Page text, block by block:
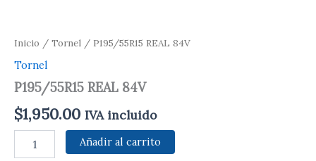
Inicio / Tornel / P195/55R15 REAL 84V
Tornel
P195/55R15 REAL 84V
$1,950.00 IVA incluido
P195/55R15
REAL
Añadir al carrito